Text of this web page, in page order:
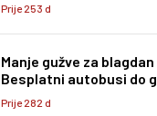
Prije 253 d
Manje gužve za
Besplatni autobusi do
Prije 282 d